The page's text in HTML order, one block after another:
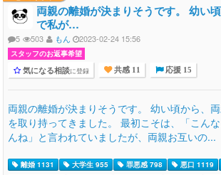
両親の離婚が決まりそうです。 幼い
で私が…
5 503 もん 2023-02-24 15:56
スタッフのお返事希望
気になる相談に登録 共感 11 応援 15
両親の離婚が決まりそうです。 幼い頃から、
を取り持ってきました。 最初こそは、「こん
んね」と言われていましたが、両親お互いの...
離婚 1131 大学生 955 罪悪感 798 悪口 1119